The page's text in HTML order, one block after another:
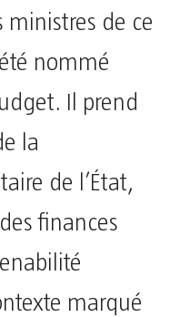
ministres de ce
nommé
Il prend
la
de l’État,
finances
marqué